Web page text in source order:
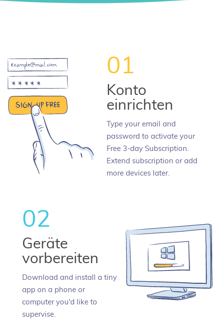
01
Konto
einrichten
Type your email and
password to activate your
Free 3-day Subscription.
Extend subscription or add
more devices later.
02
Geräte
vorbereiten
Download and install a tiny
app on a phone or
computer you'd like to
supervise.